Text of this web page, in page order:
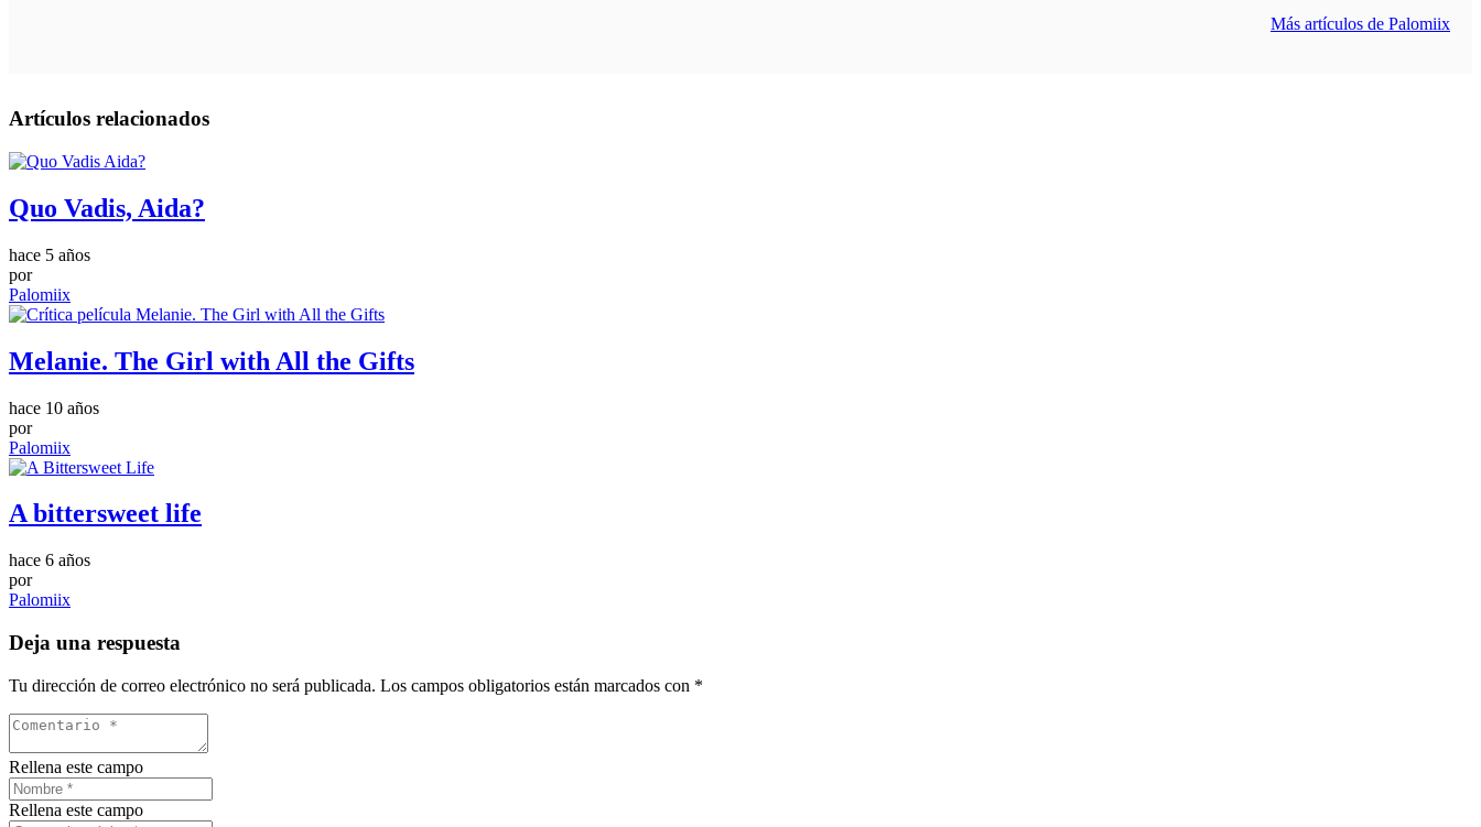
Más artículos de Palomiix
Artículos relacionados
Quo Vadis, Aida?
hace 5 años
por
Palomiix
Melanie. The Girl with All the Gifts
hace 10 años
por
Palomiix
A bittersweet life
hace 6 años
por
Palomiix
Deja una respuesta
Tu dirección de correo electrónico no será publicada. Los campos obligatorios están marcados con *
Rellena este campo
Rellena este campo